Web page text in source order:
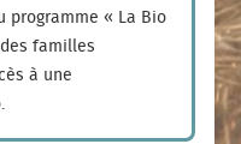
programme « La Bio
familles
à une